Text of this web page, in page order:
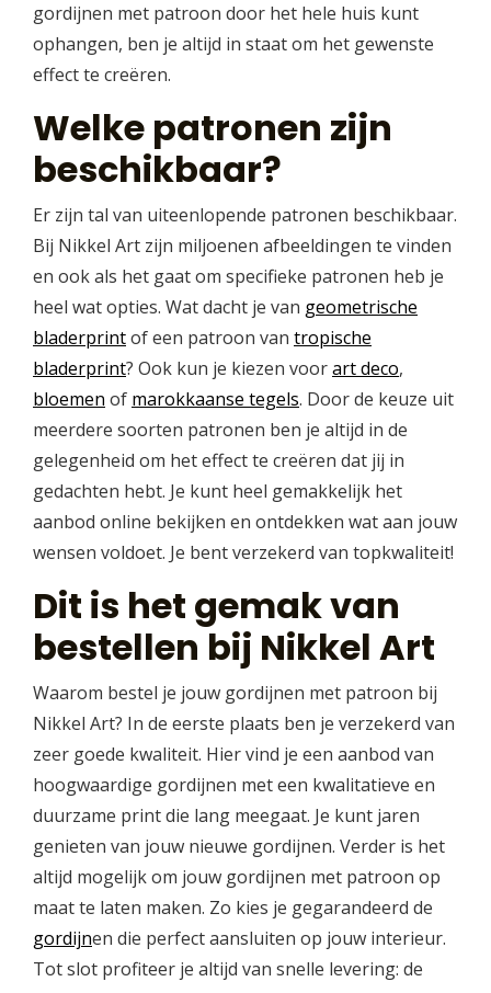
gordijnen met patroon door het hele huis kunt
ophangen, ben je altijd in staat om het gewenste
effect te creëren.
Welke patronen zijn
beschikbaar?
Er zijn tal van uiteenlopende patronen beschikbaar.
Bij Nikkel Art zijn miljoenen afbeeldingen te vinden
en ook als het gaat om specifieke patronen heb je
heel wat opties. Wat dacht je van geometrische
bladerprintof een patroon van tropische
bladerprint? Ook kun je kiezen voorart deco,
bloemen of marokkaanse tegels. Door de keuze uit
meerdere soorten patronen ben je altijd in de
gelegenheid om het effect te creëren dat jij in
gedachten hebt. Je kunt heel gemakkelijk het
aanbod online bekijken en ontdekken wat aan jouw
wensen voldoet. Je bent verzekerd van topkwaliteit!
Dit is het gemak van
bestellen bij Nikkel Art
Waarom bestel je jouw gordijnen met patroon bij
Nikkel Art? In de eerste plaats ben je verzekerd van
zeer goede kwaliteit. Hier vind je een aanbod van
hoogwaardige gordijnen met een kwalitatieve en
duurzame print die lang meegaat. Je kunt jaren
genieten van jouw nieuwe gordijnen. Verder is het
altijd mogelijk om jouw gordijnen met patroon op
maat te laten maken. Zo kies je gegarandeerd de
gordijnen die perfect aansluiten op jouw interieur.
Tot slot profiteer je altijd van snelle levering: de